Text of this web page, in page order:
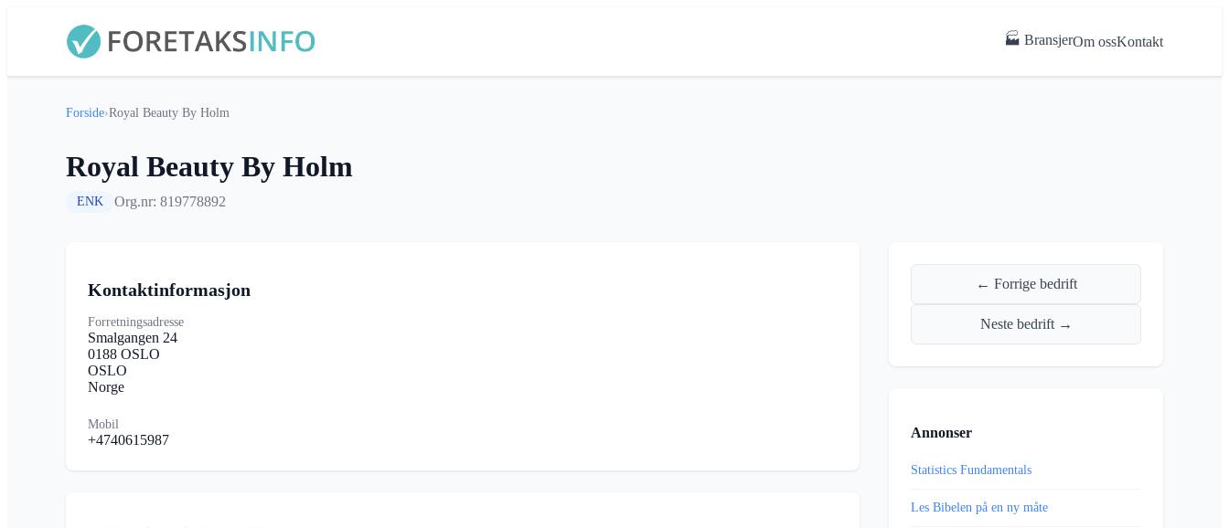
🏭 BransjerOm ossKontakt
Forside›Royal Beauty By Holm
Royal Beauty By Holm
ENK Org.nr: 819778892
Kontaktinformasjon
Forretningsadresse
Smalgangen 24
0188 OSLO
OSLO
Norge
Mobil
+4740615987
← Forrige bedrift
Neste bedrift →
Annonser
Statistics Fundamentals
Les Bibelen på en ny måte